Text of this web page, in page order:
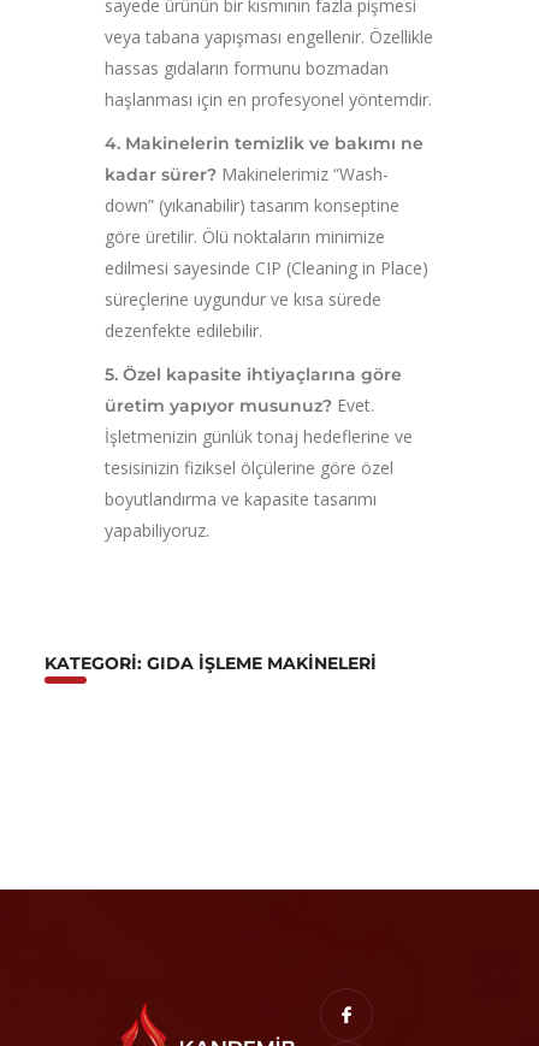
sayede ürünün bir kısmının fazla pişmesi
veya tabana yapışması engellenir. Özellikle
hassas gıdaların formunu bozmadan
haşlanması için en profesyonel yöntemdir.
4. Makinelerin temizlik ve bakımı ne
kadar sürer? Makinelerimiz “Wash-
down” (yıkanabilir) tasarım konseptine
göre üretilir. Ölü noktaların minimize
edilmesi sayesinde CIP (Cleaning in Place)
süreçlerine uygundur ve kısa sürede
dezenfekte edilebilir.
5. Özel kapasite ihtiyaçlarına göre
üretim yapıyor musunuz? Evet.
İşletmenizin günlük tonaj hedeflerine ve
tesisinizin fiziksel ölçülerine göre özel
boyutlandırma ve kapasite tasarımı
yapabiliyoruz.
KATEGORI: GIDA İŞLEME MAKINELERI